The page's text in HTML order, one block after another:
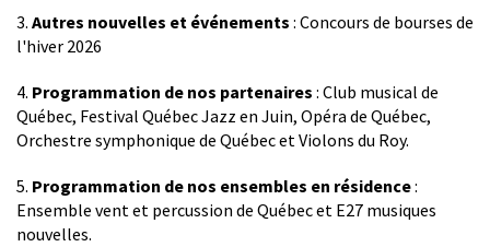
3. Autres nouvelles et événements : Concours de bourses de
l'hiver 2026
4. Programmation de nos partenaires : Club musical de
Québec, Festival Québec Jazz en Juin, Opéra de Québec,
Orchestre symphonique de Québec et Violons du Roy.
5. Programmation de nos ensembles en résidence:
Ensemble vent et percussion de Québec et E27 musiques
nouvelles.